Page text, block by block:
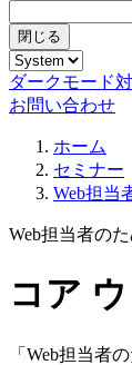
閉じる
ダークモード
お問い合わせ
ホーム
セミナー
Web担当
Web担当者の
コア
「Web担当者